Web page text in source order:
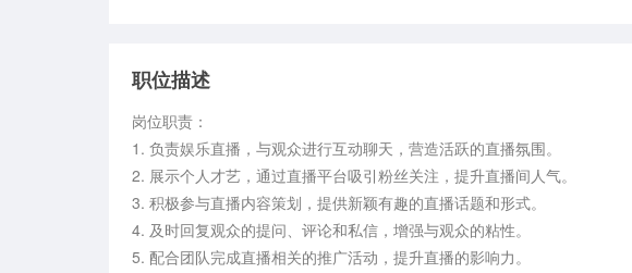
职位描述
岗位职责：
1. 负责娱乐直播，与观众进行互动聊天，营造活跃的直播氛围。
2. 展示个人才艺，通过直播平台吸引粉丝关注，提升直播间人气。
3. 积极参与直播内容策划，提供新颖有趣的直播话题和形式。
4. 及时回复观众的提问、评论和私信，增强与观众的粘性。
5. 配合团队完成直播相关的推广活动，提升直播的影响力。